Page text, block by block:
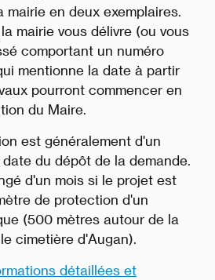
en deux exemplaires.
mairie vous délivre (ou vous
comportant un numéro
mentionne la date à partir
pourront commencer en
du Maire.
est généralement d'un
du dépôt de la demande.
d'un mois si le projet est
de protection d'un
(500 mètres autour de la
cimetière d'Augan).
détaillées et